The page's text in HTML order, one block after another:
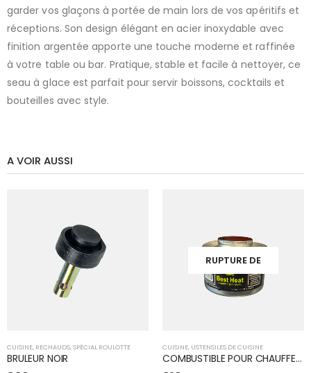
garder vos glaçons à portée de main lors de vos apéritifs et
réceptions. Son design élégant en acier inoxydable avec
finition argentée apporte une touche moderne et raffinée
à votre table ou bar. Pratique, stable et facile à nettoyer, ce
seau à glace est parfait pour servir boissons, cocktails et
bouteilles avec style.
A VOIR AUSSI
CUISINE, RECHAUDS, SPÉCIAL ROULOTTE
BRULEUR NOIR
RUPTURE DE
STOCK
CUISINE, USTENSILES DE CUISINE
COMBUSTIBLE POUR CHAUFFE PLAT